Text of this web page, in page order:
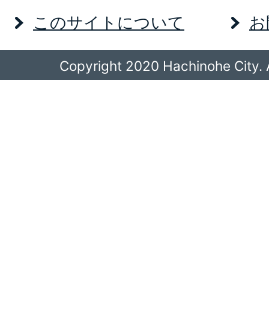
このサイトについて
Copyright 2020 Hachinohe City.